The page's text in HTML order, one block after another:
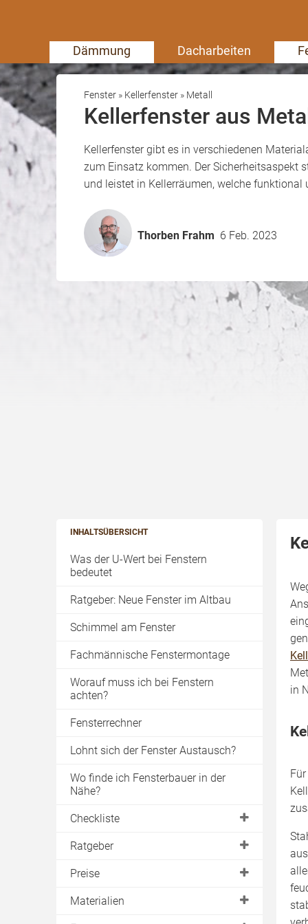
Dämmung Dacharbeiten
Fenster » Kellerfenster » Metall
Kellerfenster aus
Kellerfenster gibt es in verschiedenen
zum Einsatz kommen. Der Sicherheitsaspekt
und leistet in Kellerräumen, welche
Thorben Frahm 6 Feb. 2023
INHALTSÜBERSICHT
Was der U-Wert bei Fenstern
bedeutet
Ratgeber: Neue Fenster im Altbau
Schimmel am Fenster
Fachmännische Fenstermontage
Worauf muss ich bei Fenstern
achten?
Fensterrechner
Lohnt sich der Fenster Austausch?
Wo finde ich Fensterbauer in der
Nähe?
Checkliste
Planung
Angebote vergleichen
Ratgeber
neues Fenster
Fenster kaufen
Preise
Energiesparfenster
Materialien
in